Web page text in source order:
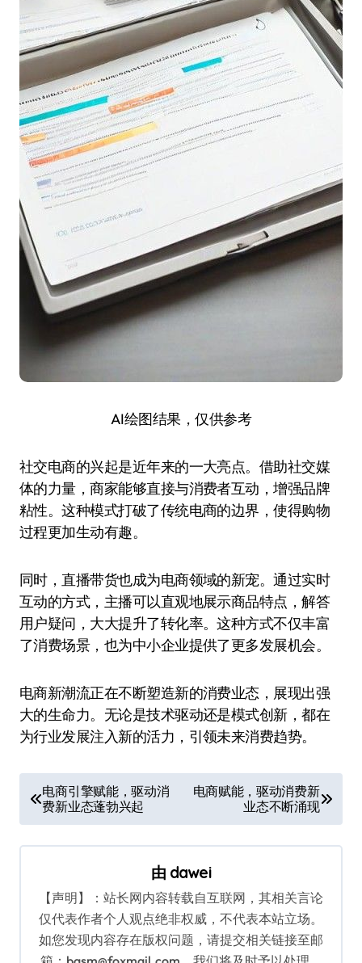
AI绘图结果，仅供参考
社交电商的兴起是近年来的一大亮点。借助社交媒
体的力量，商家能够直接与消费者互动，增强品牌
粘性。这种模式打破了传统电商的边界，使得购物
过程更加生动有趣。
同时，直播带货也成为电商领域的新宠。通过实时
互动的方式，主播可以直观地展示商品特点，解答
用户疑问，大大提升了转化率。这种方式不仅丰富
了消费场景，也为中小企业提供了更多发展机会。
电商新潮流正在不断塑造新的消费业态，展现出强
大的生命力。无论是技术驱动还是模式创新，都在
为行业发展注入新的活力，引领未来消费趋势。
章
导
电商引擎赋能，驱动消
费新业态蓬勃兴起
电商赋能，驱动消费新
业态不断涌现
由 dawei
【声明】：站长网内容转载自互联网，其相关言论
仅代表作者个人观点绝非权威，不代表本站立场。
如您发现内容存在版权问题，请提交相关链接至邮